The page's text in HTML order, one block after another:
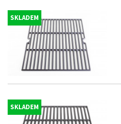
SKLADEM
SKLADEM